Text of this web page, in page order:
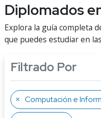
Diplomados
Explora la guía completa
que puedes estudiar en
Filtrado Por
Computación e